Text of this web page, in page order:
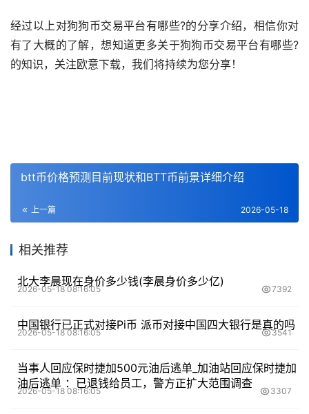
经过以上对狗狗币交易平台有哪些?的分享介绍，相信你对
有了大概的了解，想知道更多关于狗狗币交易平台有哪些?
的知识，关注欧意下载，我们将持续为您分享！
btt币价格预测目前现状和BTT币前景详细介绍
上一篇 2026-05-18
相关推荐
北大李晨现在身价多少钱(李晨身价多少亿)
2026-05-18 08:16:05 7392
中国银行已正式对接Pi币 派币对接中国四大银行是真的吗
2026-05-18 08:16:05 3541
当事人回应保时捷加500元油后逃单_加油站回应保时捷加
油后逃单 ：已退钱给员工，警方正扩大范围调查
2026-05-18 08:16:05 3307